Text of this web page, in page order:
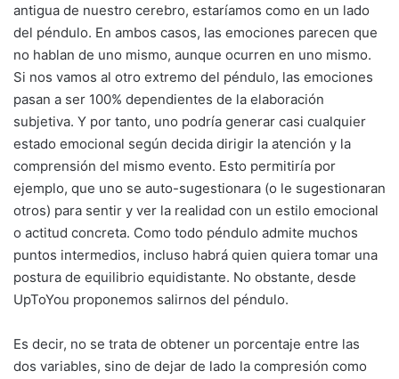
antigua de nuestro cerebro, estaríamos como en un lado
del péndulo. En ambos casos, las emociones parecen que
no hablan de uno mismo, aunque ocurren en uno mismo.
Si nos vamos al otro extremo del péndulo, las emociones
pasan a ser 100% dependientes de la elaboración
subjetiva. Y por tanto, uno podría generar casi cualquier
estado emocional según decida dirigir la atención y la
comprensión del mismo evento. Esto permitiría por
ejemplo, que uno se auto-sugestionara (o le sugestionaran
otros) para sentir y ver la realidad con un estilo emocional
o actitud concreta. Como todo péndulo admite muchos
puntos intermedios, incluso habrá quien quiera tomar una
postura de equilibrio equidistante. No obstante, desde
UpToYou proponemos salirnos del péndulo.
Es decir, no se trata de obtener un porcentaje entre las
dos variables, sino de dejar de lado la compresión como